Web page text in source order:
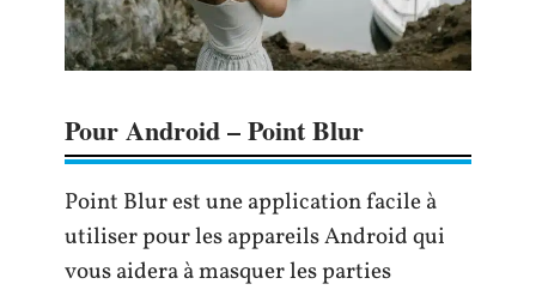
Pour Android – Point Blur
Point Blur est une application facile à
utiliser pour les appareils Android qui
vous aidera à masquer les parties